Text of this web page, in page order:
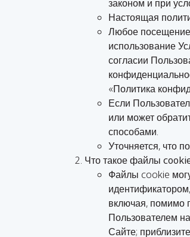
законом и при
Настоящая
Любое посещение
использование
согласии
«Политика
Если
или может
способами.
Уточняется, что
Что такое файлы
Файлы cookie
включая, помимо
Пользователем
Сайте;